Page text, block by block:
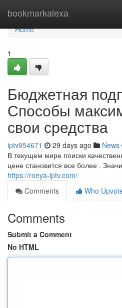
bookmarkalexa
Home
Home
1
Бюджетная
Способы
свои средства
iptv954671 29 days ago News
В текущем мире поиски
цене становится все более .
https://roeya-iptv.com/
Comments
Who
Comments
Submit a Comment
No HTML